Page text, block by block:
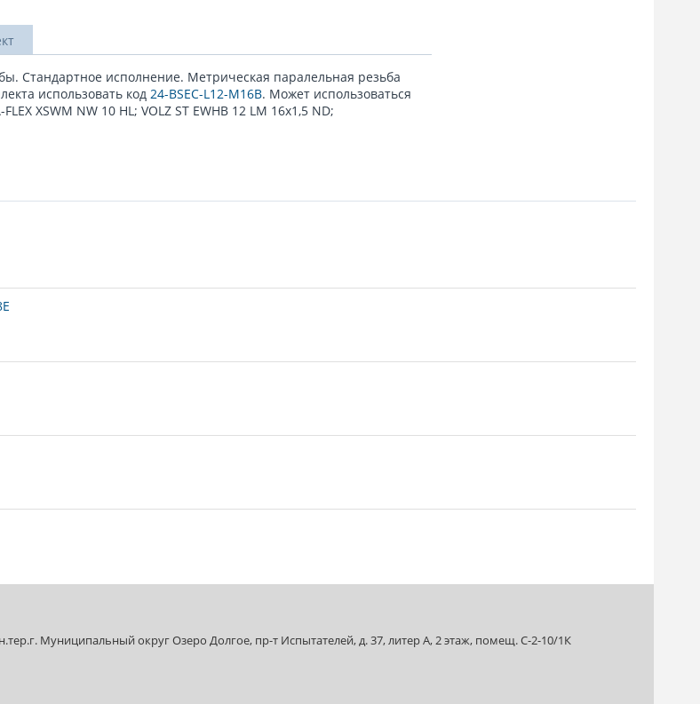
Стандартное исполнение. Метрическая паралельная резьба
использовать код 24-BSEC-L12-M16B. Может использоваться
XSWM NW 10 HL; VOLZ ST EWHB 12 LM 16x1,5 ND;
Муниципальный округ Озеро Долгое, пр-т Испытателей, д. 37, литер А, 2 этаж, помещ. С-2-10/1К